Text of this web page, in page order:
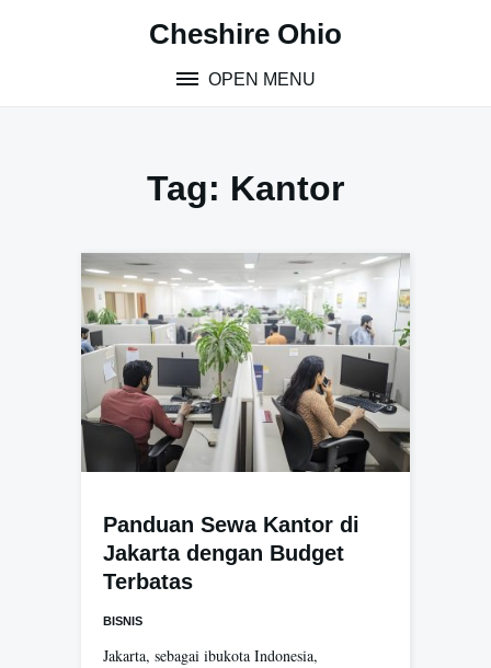
Cheshire Ohio
OPEN MENU
Tag: Kantor
Panduan Sewa Kantor di
Jakarta dengan Budget
Terbatas
BISNIS
Jakarta, sebagai ibukota Indonesia,